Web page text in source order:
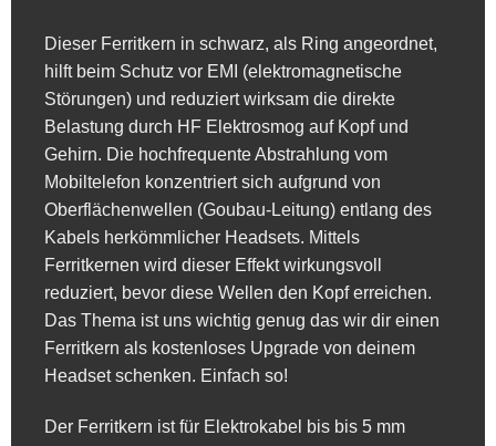
Dieser Ferritkern in schwarz, als Ring angeordnet,
hilft beim Schutz vor EMI (elektromagnetische
Störungen) und reduziert wirksam die direkte
Belastung durch HF Elektrosmog auf Kopf und
Gehirn. Die hochfrequente Abstrahlung vom
Mobiltelefon konzentriert sich aufgrund von
Oberflächenwellen (Goubau-Leitung) entlang des
Kabels herkömmlicher Headsets. Mittels
Ferritkernen wird dieser Effekt wirkungsvoll
reduziert, bevor diese Wellen den Kopf erreichen.
Das Thema ist uns wichtig genug das wir dir einen
Ferritkern als kostenloses Upgrade von deinem
Headset schenken. Einfach so!
Der Ferritkern ist für Elektrokabel bis bis 5 mm